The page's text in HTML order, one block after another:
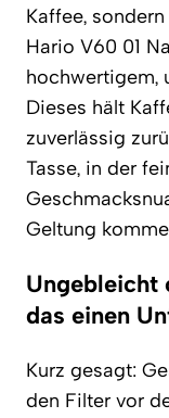
Kaffee,
Hario V60 01
hochwertigem,
Dieses hält
zuverlässig
Tasse, in der
Geltung
Ungebleicht
das einen
Kurz gesagt:
den Filter vor